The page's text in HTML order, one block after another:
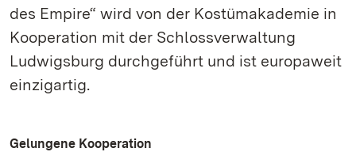
des Empire“ wird von der Kostümakademie in
Kooperation mit der Schlossverwaltung
Ludwigsburg durchgeführt und ist europaweit
einzigartig.
Gelungene Kooperation